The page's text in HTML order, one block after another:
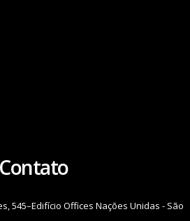
Contato
545–Edifício Offices Nações Unidas - São